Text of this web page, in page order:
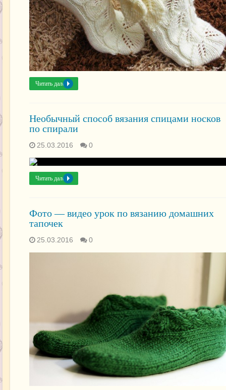
Читать далее »
Необычный способ вязания спицами носков
по спирали
25.03.2016 0
Читать далее »
Фото — видео урок по вязанию домашних
тапочек
25.03.2016 0